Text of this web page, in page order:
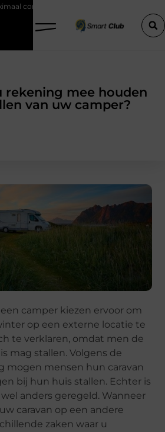
rekening mee houden
van uw camper?
camper kiezen ervoor om
op een externe locatie te
te verklaren, omdat men de
mag stallen. Volgens de
mogen mensen hun caravan
bij hun huis stallen. Echter is
anders geregeld. Wanneer
caravan op een andere
zaken waar u